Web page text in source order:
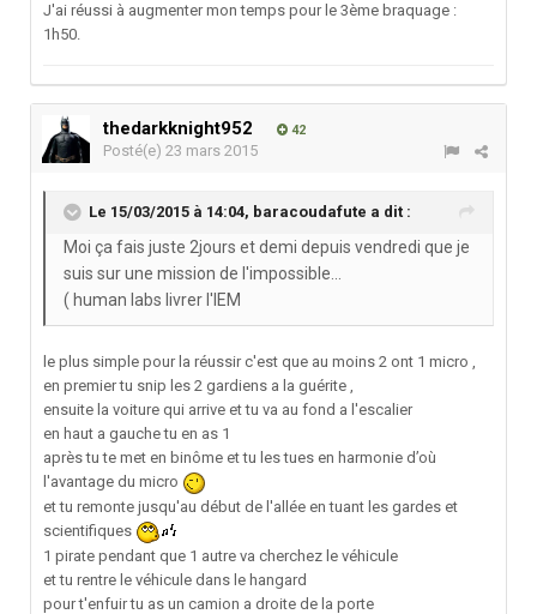
J'ai réussi à augmenter mon temps pour le 3ème braquage :
1h50.
thedarkknight952 42
Posté(e) 23 mars 2015
Le 15/03/2015 à 14:04, baracoudafute a dit :
Moi ça fais juste 2jours et demi depuis vendredi que je
suis sur une mission de l'impossible...
( human labs livrer l'IEM
le plus simple pour la réussir c'est que au moins 2 ont 1 micro ,
en premier tu snip les 2 gardiens a la guérite ,
ensuite la voiture qui arrive et tu va au fond a l'escalier
en haut a gauche tu en as 1
après tu te met en binôme et tu les tues en harmonie d’où
l'avantage du micro
et tu remonte jusqu'au début de l'allée en tuant les gardes et
scientifiques
1 pirate pendant que 1 autre va cherchez le véhicule
et tu rentre le véhicule dans le hangard
pour t'enfuir tu as un camion a droite de la porte